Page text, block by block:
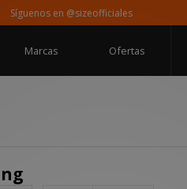
en @sizeofficiales
Marcas Ofertas